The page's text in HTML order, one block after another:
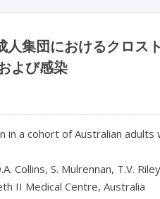
集団におけるクロス
よび感染
in a cohort of Australian
Collins, S. Mulrennan, T.V. Riley
II Medical Centre, Australia